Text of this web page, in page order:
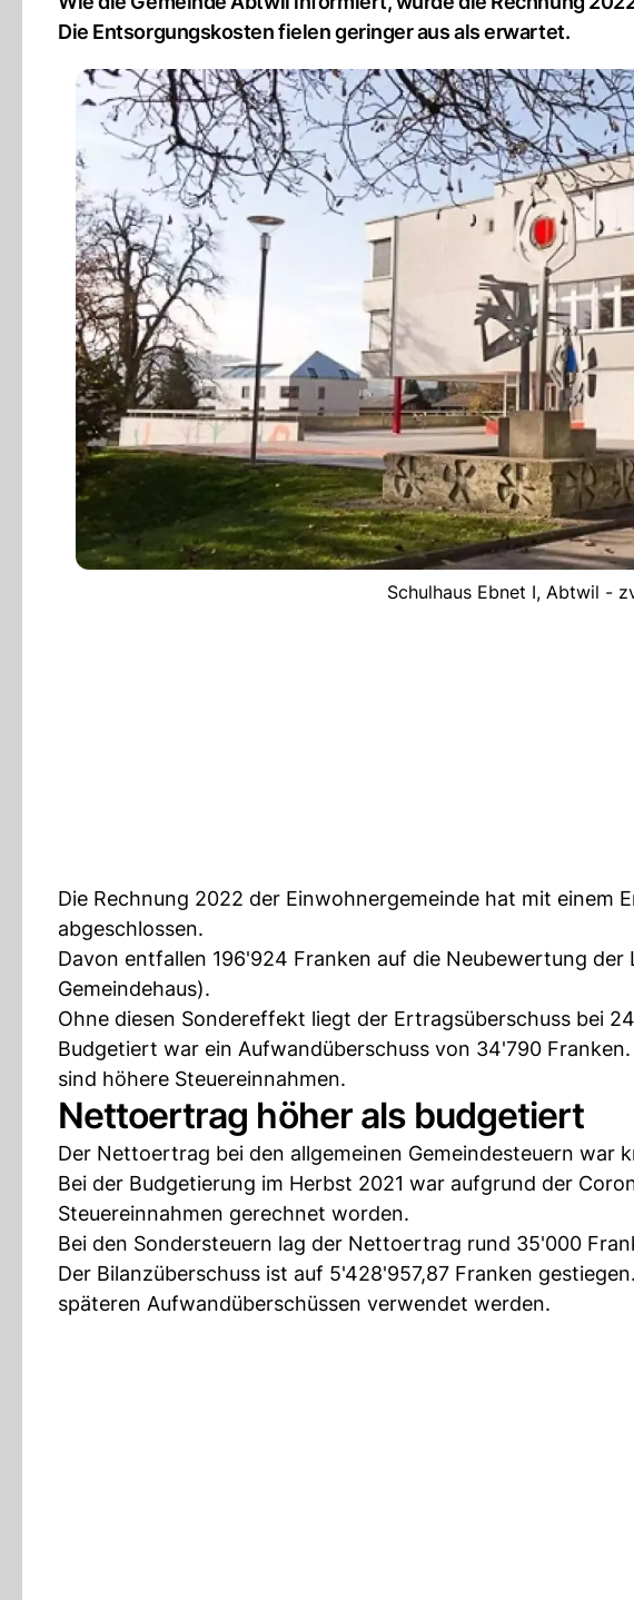
Die Entsorgungskosten fielen geringer aus als erwartet.
Schulhaus Ebnet I, Abtwil -
Die Rechnung 2022 der Einwohnergemeinde hat mit einem
abgeschlossen.
Davon entfallen 196'924 Franken auf die Neubewertung
Gemeindehaus).
Ohne diesen Sondereffekt liegt der Ertragsüberschuss bei
Budgetiert war ein Aufwandüberschuss von 34'790
sind höhere Steuereinnahmen.
Nettoertrag höher als budgetiert
Der Nettoertrag bei den allgemeinen Gemeindesteuern war
Bei der Budgetierung im Herbst 2021 war aufgrund der
Steuereinnahmen gerechnet worden.
Bei den Sondersteuern lag der Nettoertrag rund 35'000
Der Bilanzüberschuss ist auf 5'428'957,87 Franken
späteren Aufwandüberschüssen verwendet werden.